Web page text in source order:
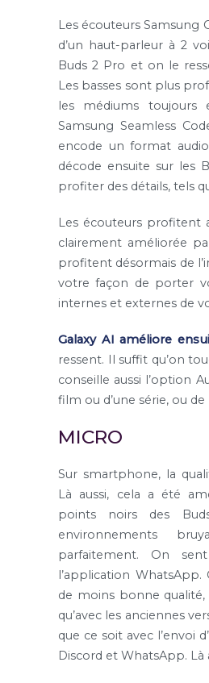
Les écouteurs Samsung
d’un haut-parleur à 2
Buds 2 Pro et on le
Les basses sont plus
les médiums toujours
Samsung Seamless
encode un format
décode ensuite sur les
profiter des détails, tels
Les écouteurs profitent
clairement améliorée
profitent désormais de
votre façon de porter
internes et externes de
Galaxy AI améliore
ressent. Il suffit qu’on
conseille aussi l’option
film ou d’une série, ou
MICRO
Sur smartphone, la
Là aussi, cela a été
points noirs des
environnements
parfaitement. On
l’application
de moins bonne qualité,
qu’avec les anciennes
que ce soit avec l’envoi
Discord et WhatsApp. Là